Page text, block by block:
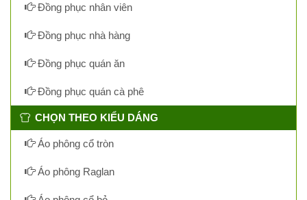
Đồng phục nhân viên
Đồng phục nhà hàng
Đồng phục quán ăn
Đồng phục quán cà phê
CHỌN THEO KIỂU DÁNG
Áo phông cổ tròn
Áo phông Raglan